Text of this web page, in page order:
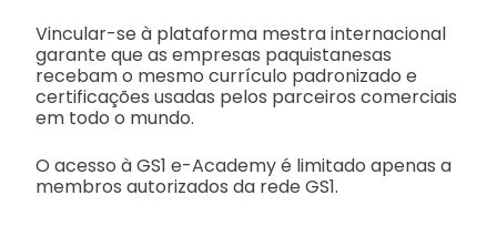
Vincular-se à plataforma mestra internacional
garante que as empresas paquistanesas
recebam o mesmo currículo padronizado e
certificações usadas pelos parceiros comerciais
em todo o mundo.
O acesso à GS1 e-Academy é limitado apenas a
membros autorizados da rede GS1.